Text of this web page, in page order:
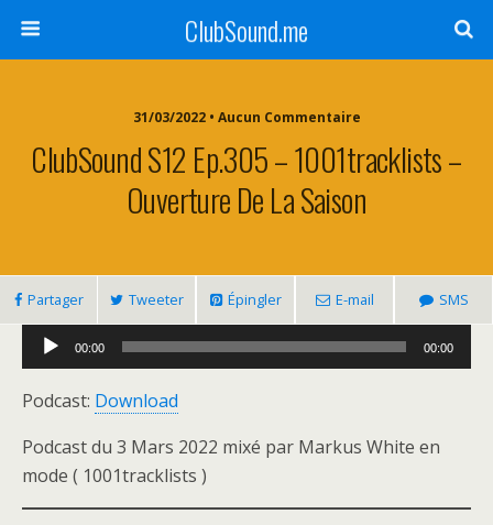
ClubSound.me
31/03/2022 • Aucun Commentaire
ClubSound S12 Ep.305 – 1001tracklists –
Ouverture De La Saison
Partager Tweeter Épingler E-mail SMS
Lecteur
audio
00:00 00:00
Podcast: Download
Podcast du 3 Mars 2022 mixé par Markus White en
mode ( 1001tracklists )